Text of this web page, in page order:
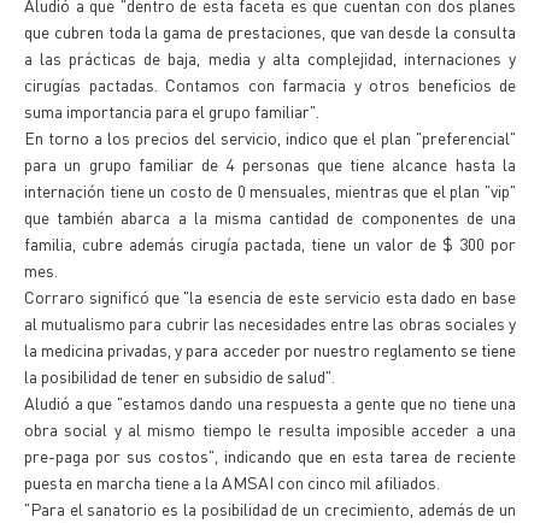
Aludió a que "dentro de esta faceta es que cuentan con dos planes
que cubren toda la gama de prestaciones, que van desde la consulta
a las prácticas de baja, media y alta complejidad, internaciones y
cirugías pactadas. Contamos con farmacia y otros beneficios de
suma importancia para el grupo familiar".
En torno a los precios del servicio, indico que el plan "preferencial"
para un grupo familiar de 4 personas que tiene alcance hasta la
internación tiene un costo de 0 mensuales, mientras que el plan "vip"
que también abarca a la misma cantidad de componentes de una
familia, cubre además cirugía pactada, tiene un valor de $ 300 por
mes.
Corraro significó que "la esencia de este servicio esta dado en base
al mutualismo para cubrir las necesidades entre las obras sociales y
la medicina privadas, y para acceder por nuestro reglamento se tiene
la posibilidad de tener en subsidio de salud".
Aludió a que "estamos dando una respuesta a gente que no tiene una
obra social y al mismo tiempo le resulta imposible acceder a una
pre-paga por sus costos", indicando que en esta tarea de reciente
puesta en marcha tiene a la AMSAI con cinco mil afiliados.
"Para el sanatorio es la posibilidad de un crecimiento, además de un